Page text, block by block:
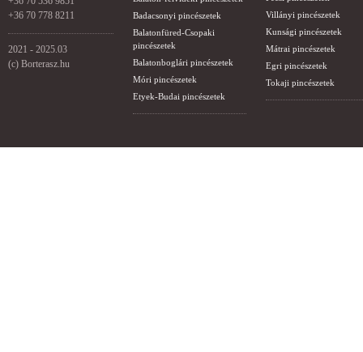
+36 70 778 8211
2021 - 2025.03
(c) Borterasz.hu
Badacsonyi pincészetek
Balatonfüred-Csopaki
pincészetek
Balatonboglári pincészetek
Móri pincészetek
Etyek-Budai pincészetek
Villányi pincészetek
Kunsági pincészetek
Mátrai pincészetek
Egri pincészetek
Tokaji pincészetek